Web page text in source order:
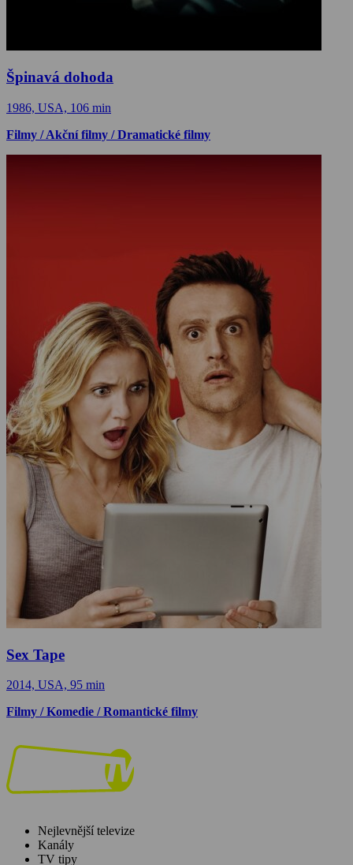
Špinavá dohoda
1986, USA, 106 min
Filmy / Akční filmy / Dramatické filmy
Sex Tape
2014, USA, 95 min
Filmy / Komedie / Romantické filmy
Nejlevnější televize
Kanály
TV tipy